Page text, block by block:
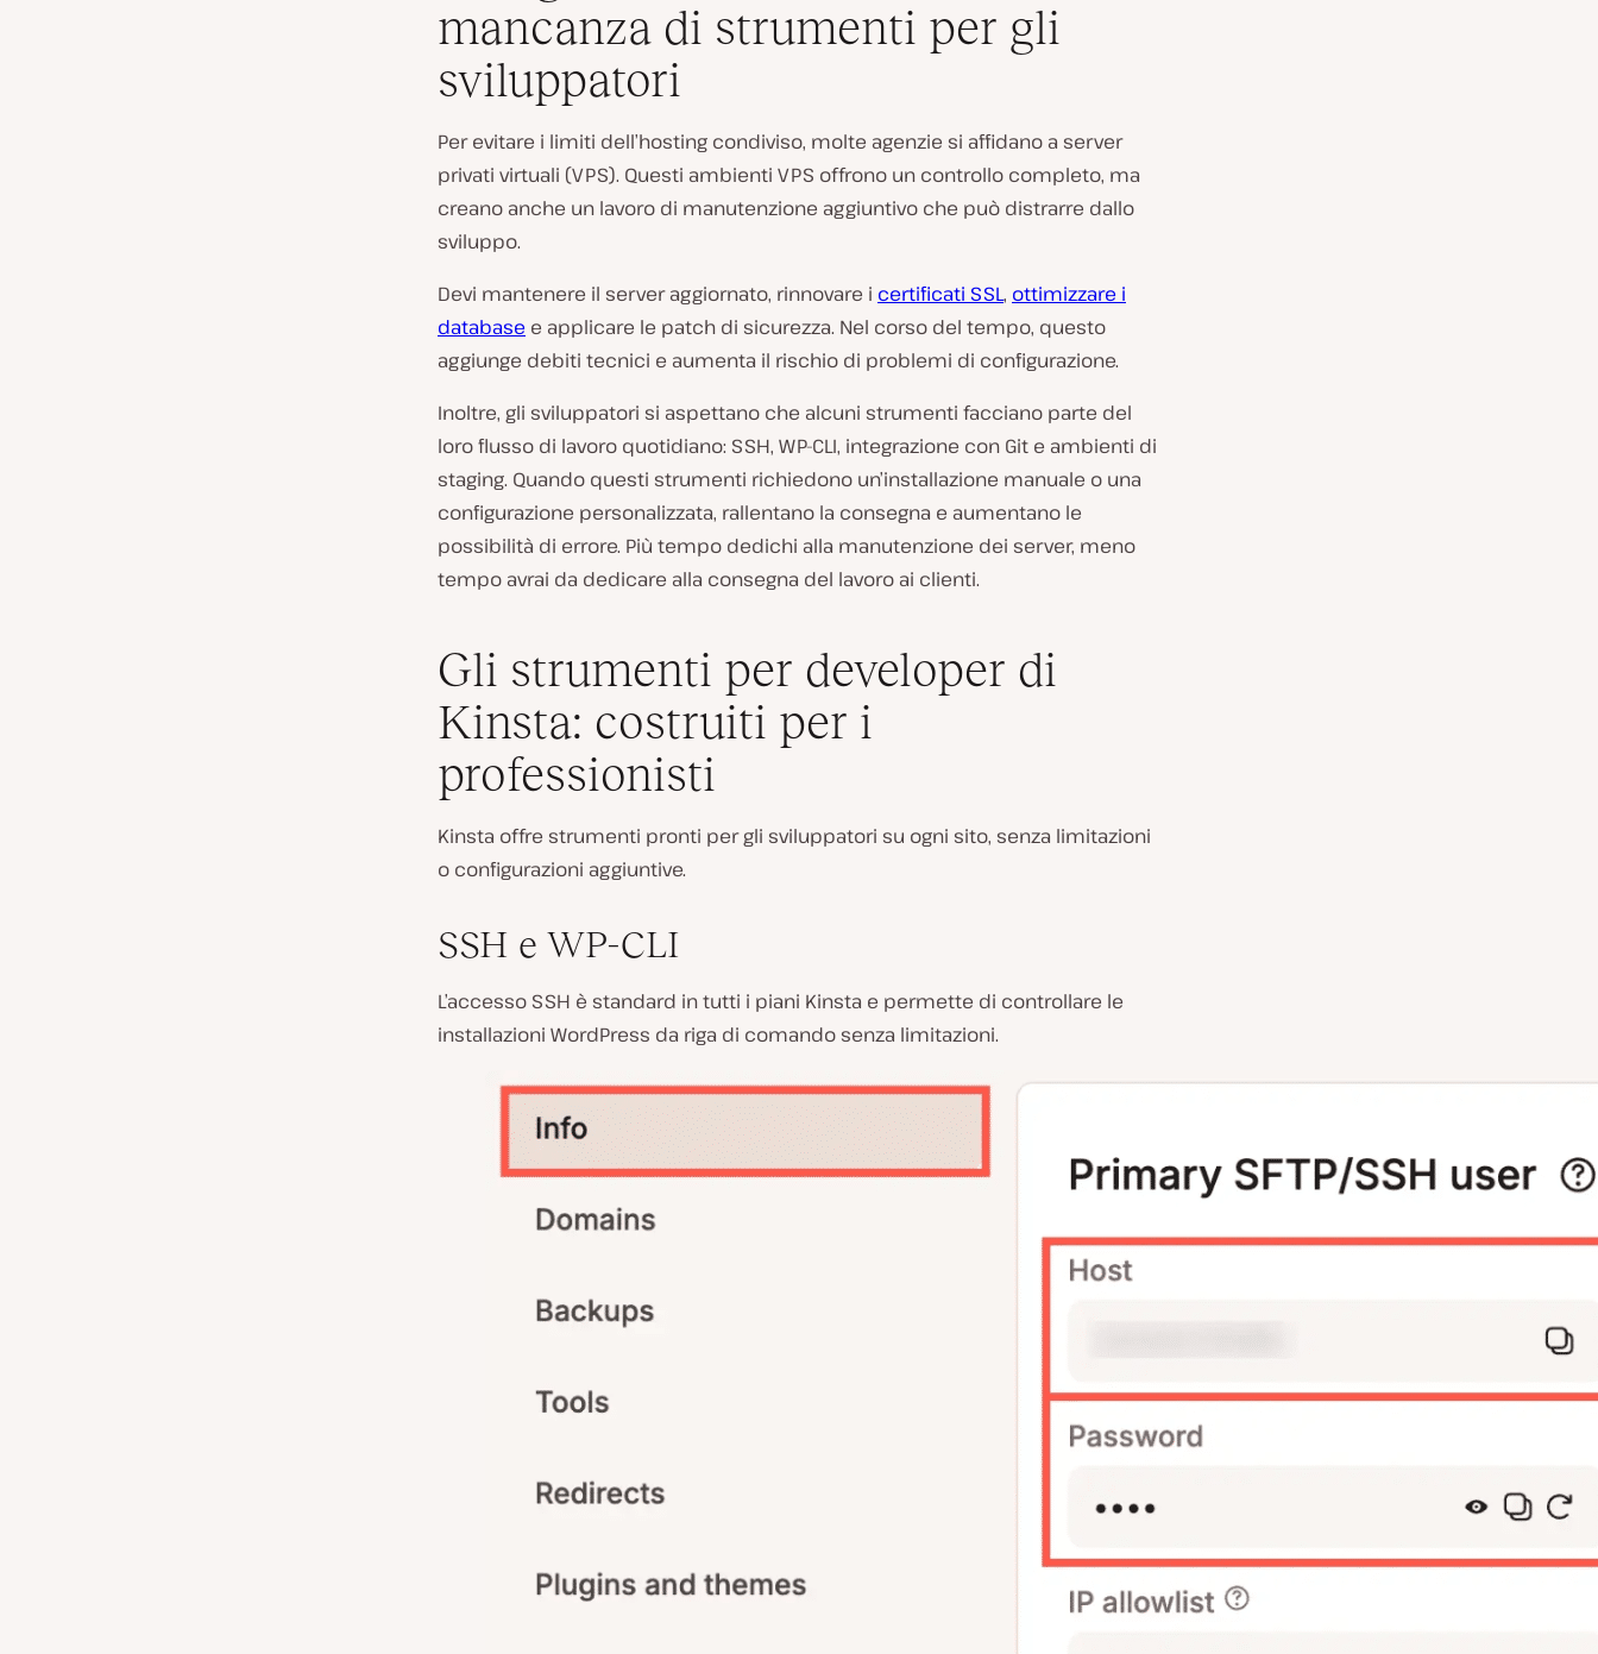
mancanza di strumenti per gli
sviluppatori
Per evitare i limiti dell’hosting condiviso, molte agenzie si affidano a server
privati virtuali (VPS). Questi ambienti VPS offrono un controllo completo, ma
creano anche un lavoro di manutenzione aggiuntivo che può distrarre dallo
sviluppo.
Devi mantenere il server aggiornato, rinnovare i certificati SSL, ottimizzare i
database e applicare le patch di sicurezza. Nel corso del tempo, questo
aggiunge debiti tecnici e aumenta il rischio di problemi di configurazione.
Inoltre, gli sviluppatori si aspettano che alcuni strumenti facciano parte del
loro flusso di lavoro quotidiano: SSH, WP-CLI, integrazione con Git e ambienti di
staging. Quando questi strumenti richiedono un’installazione manuale o una
configurazione personalizzata, rallentano la consegna e aumentano le
possibilità di errore. Più tempo dedichi alla manutenzione dei server, meno
tempo avrai da dedicare alla consegna del lavoro ai clienti.
Gli strumenti per developer di
Kinsta: costruiti per i
professionisti
Kinsta offre strumenti pronti per gli sviluppatori su ogni sito, senza limitazioni
o configurazioni aggiuntive.
SSH e WP-CLI
L’accesso SSH è standard in tutti i piani Kinsta e permette di controllare le
installazioni WordPress da riga di comando senza limitazioni.